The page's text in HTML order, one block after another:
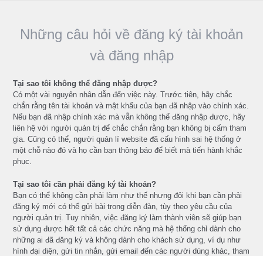
Những câu hỏi về đăng ký tài khoản
và đăng nhập
Tại sao tôi không thể đăng nhập được?
Có một vài nguyên nhân dẫn đến việc này. Trước tiên, hãy chắc
chắn rằng tên tài khoản và mật khẩu của bạn đã nhập vào chính xác.
Nếu bạn đã nhập chính xác mà vẫn không thể đăng nhập được, hãy
liên hệ với người quản trị để chắc chắn rằng bạn không bị cấm tham
gia. Cũng có thể, người quản lí website đã cấu hình sai hệ thống ở
một chỗ nào đó và họ cần bạn thông báo để biết mà tiến hành khắc
phục.
Tại sao tôi cần phải đăng ký tài khoản?
Bạn có thể không cần phải làm như thế nhưng đôi khi bạn cần phải
đăng ký mới có thể gửi bài trong diễn đàn, tùy theo yêu cầu của
người quản trị. Tuy nhiên, việc đăng ký làm thành viên sẽ giúp bạn
sử dụng được hết tất cả các chức năng mà hệ thống chỉ dành cho
những ai đã đăng ký và không dành cho khách sử dụng, ví dụ như
hình đại diện, gửi tin nhắn, gửi email đến các người dùng khác, tham